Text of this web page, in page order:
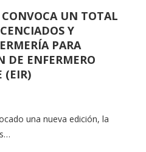
UN TOTAL
Y
PARA
DE ENFERMERO
(EIR)
una nueva edición, la